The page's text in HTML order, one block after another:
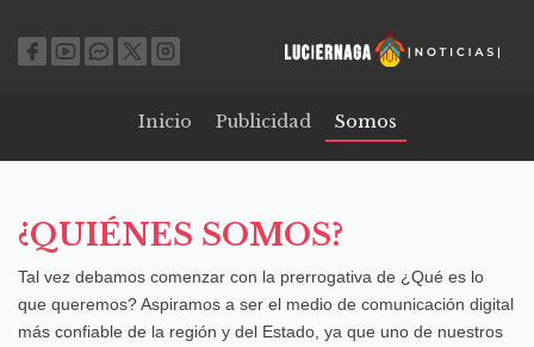
Inicio Publicidad Somos
¿QUIÉNES SOMOS?
Tal vez debamos comenzar con la prerrogativa de ¿Qué es lo
que queremos? Aspiramos a ser el medio de comunicación digital
más confiable de la región y del Estado, ya que uno de nuestros